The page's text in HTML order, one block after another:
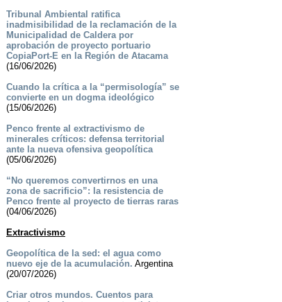
Tribunal Ambiental ratifica
inadmisibilidad de la reclamación de la
Municipalidad de Caldera por
aprobación de proyecto portuario
CopiaPort-E en la Región de Atacama
(16/06/2026)
Cuando la crítica a la “permisología” se
convierte en un dogma ideológico
(15/06/2026)
Penco frente al extractivismo de
minerales críticos: defensa territorial
ante la nueva ofensiva geopolítica
(05/06/2026)
“No queremos convertirnos en una
zona de sacrificio”: la resistencia de
Penco frente al proyecto de tierras raras
(04/06/2026)
Extractivismo
Geopolítica de la sed: el agua como
nuevo eje de la acumulación. Argentina
(20/07/2026)
Criar otros mundos. Cuentos para